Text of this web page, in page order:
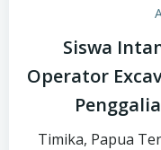
Siswa
Operator
Timika, Papua